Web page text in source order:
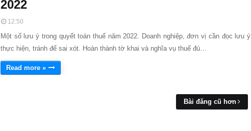
2022
12:50
Một số lưu ý trong quyết toán thuế năm 2022. Doanh nghiệp, đơn vị cần đọc lưu ý
thực hiện, tránh để sai xót. Hoàn thành tờ khai và nghĩa vụ thuế đú…
Read more »
Bài đăng cũ hơn